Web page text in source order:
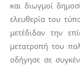
και διωγμοί
ελευθερία του
μετέδιδαν την
μετατροπή του
οδήγησε σε